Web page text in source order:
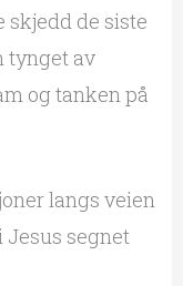
skjedd de siste
tynget av
og tanken på
langs veien
Jesus segnet